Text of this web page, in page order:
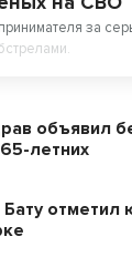
за
объявил
летних
отметил